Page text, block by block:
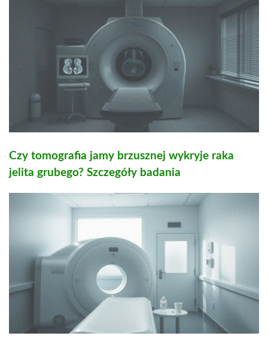
Czy tomografia jamy brzusznej wykryje raka
jelita grubego? Szczegóły badania